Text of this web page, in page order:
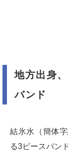
地方出身
バンド
結氷水（簡体
る3ピースバン